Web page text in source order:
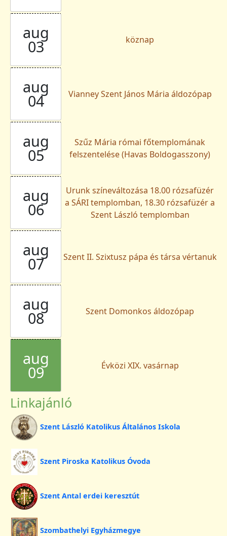
aug
03 köznap
aug
04 Vianney Szent János Mária áldozópap
aug
05
Szűz Mária római főtemplomának
felszentelése (Havas Boldogasszony)
aug
06
Urunk színeváltozása 18.00 rózsafüzér
a SÁRI templomban, 18.30 rózsafüzér a
Szent László templomban
aug
07 Szent II. Szixtusz pápa és társa vértanuk
aug
08 Szent Domonkos áldozópap
aug
09 Évközi XIX. vasárnap
Linkajánló
Szent László Katolikus Általános Iskola
Szent Piroska Katolikus Óvoda
Szent Antal erdei keresztút
Szombathelyi Egyházmegye